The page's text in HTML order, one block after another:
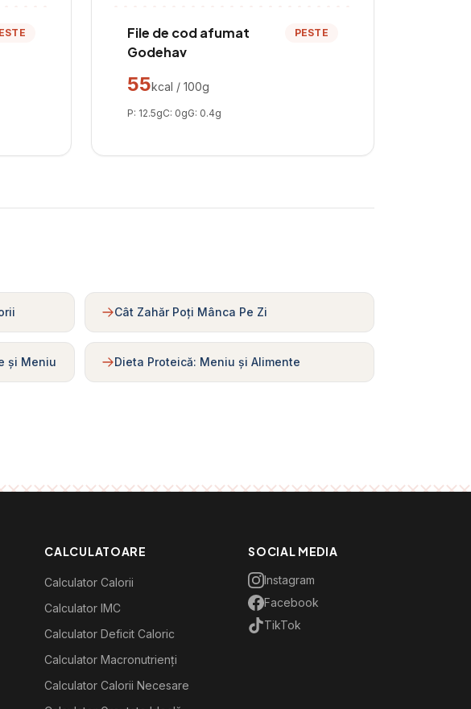
File de cod afumat
Godehav
PESTE
55kcal / 100g
P: 12.5gC: 0gG: 0.4g
Cât Zahăr Poți Mânca Pe Zi
și Meniu Dieta Proteică: Meniu și Alimente
CALCULATOARE
Calculator Calorii
Calculator IMC
Calculator Deficit Caloric
Calculator Macronutrienți
Calculator Calorii Necesare
SOCIAL MEDIA
Instagram
Facebook
TikTok